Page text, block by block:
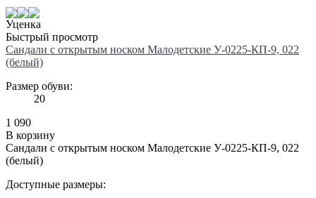
Уценка
Быстрый просмотр
Сандали с открытым носком Малодетские У-0225-КП-9, 022
(белый)
Размер обуви:
20
1 090
В корзину
Сандали с открытым носком Малодетские У-0225-КП-9, 022
(белый)
Доступные размеры: